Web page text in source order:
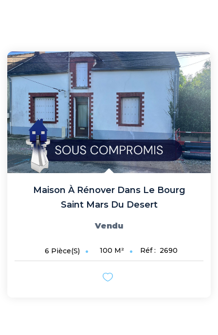
Maison À Rénover Dans Le Bourg
Saint Mars Du Desert
Vendu
6 Pièce(s) 100 M² Réf : 2690